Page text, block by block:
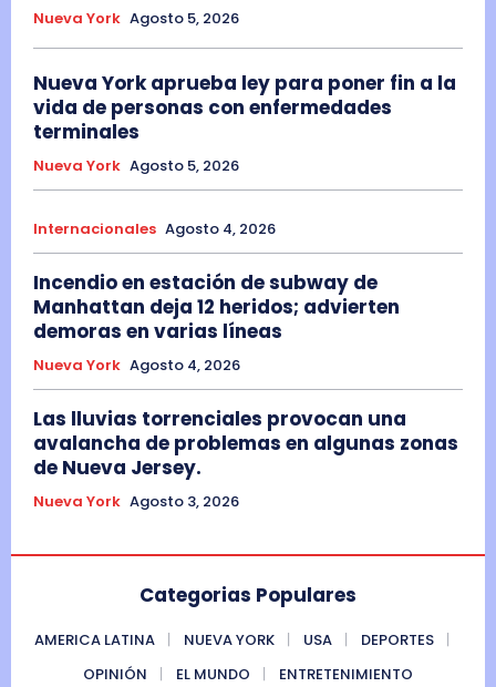
Nueva York Agosto 5, 2026
Nueva York aprueba ley para poner fin a la
vida de personas con enfermedades
terminales
Nueva York Agosto 5, 2026
Internacionales Agosto 4, 2026
Incendio en estación de subway de
Manhattan deja 12 heridos; advierten
demoras en varias líneas
Nueva York Agosto 4, 2026
Las lluvias torrenciales provocan una
avalancha de problemas en algunas zonas
de Nueva Jersey.
Nueva York Agosto 3, 2026
Categorias Populares
AMERICA LATINA NUEVA YORK USA
DEPORTES
OPINIÓN
EL MUNDO ENTRETENIMIENTO